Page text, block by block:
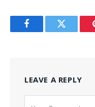
FacebookTwitter
LEAVE A REPLY